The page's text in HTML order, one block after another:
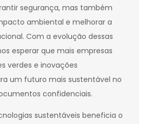
segurança, mas também
ambiental e melhorar a
Com a evolução dessas
esperar que mais empresas
verdes e inovações
um futuro mais sustentável no
confidenciais.
sustentáveis beneficia o